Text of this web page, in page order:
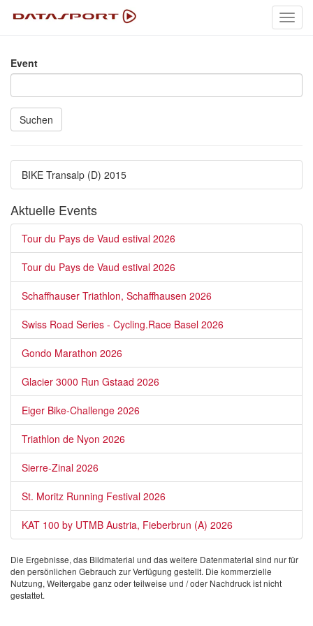
Event
Suchen
BIKE Transalp (D) 2015
Aktuelle Events
Tour du Pays de Vaud estival 2026
Tour du Pays de Vaud estival 2026
Schaffhauser Triathlon, Schaffhausen 2026
Swiss Road Series - Cycling.Race Basel 2026
Gondo Marathon 2026
Glacier 3000 Run Gstaad 2026
Eiger Bike-Challenge 2026
Triathlon de Nyon 2026
Sierre-Zinal 2026
St. Moritz Running Festival 2026
KAT 100 by UTMB Austria, Fieberbrun (A) 2026
Die Ergebnisse, das Bildmaterial und das weitere Datenmaterial sind nur für
den persönlichen Gebrauch zur Verfügung gestellt. Die kommerzielle
Nutzung, Weitergabe ganz oder teilweise und / oder Nachdruck ist nicht
gestattet.